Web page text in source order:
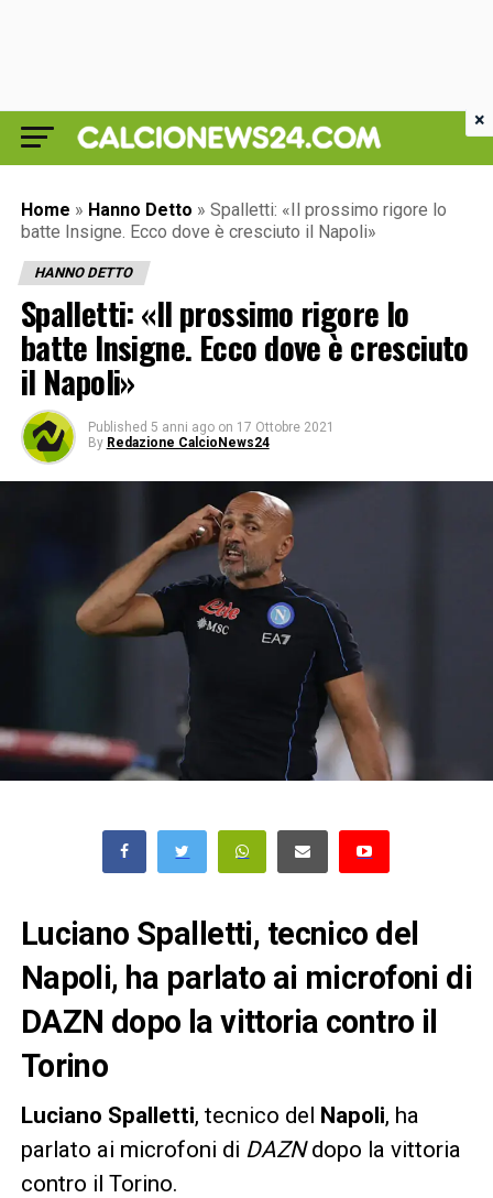
Home » Hanno Detto » Spalletti: «Il prossimo rigore lo
batte Insigne. Ecco dove è cresciuto il Napoli»
HANNO DETTO
Spalletti: «Il prossimo rigore lo
batte Insigne. Ecco dove è cresciuto
il Napoli»
Published 5 anni ago on 17 Ottobre 2021
By Redazione CalcioNews24
Luciano Spalletti, tecnico del
Napoli, ha parlato ai microfoni di
DAZN dopo la vittoria contro il
Torino
Luciano Spalletti, tecnico del Napoli, ha
parlato ai microfoni di DAZNdopo la vittoria
contro il Torino.
×